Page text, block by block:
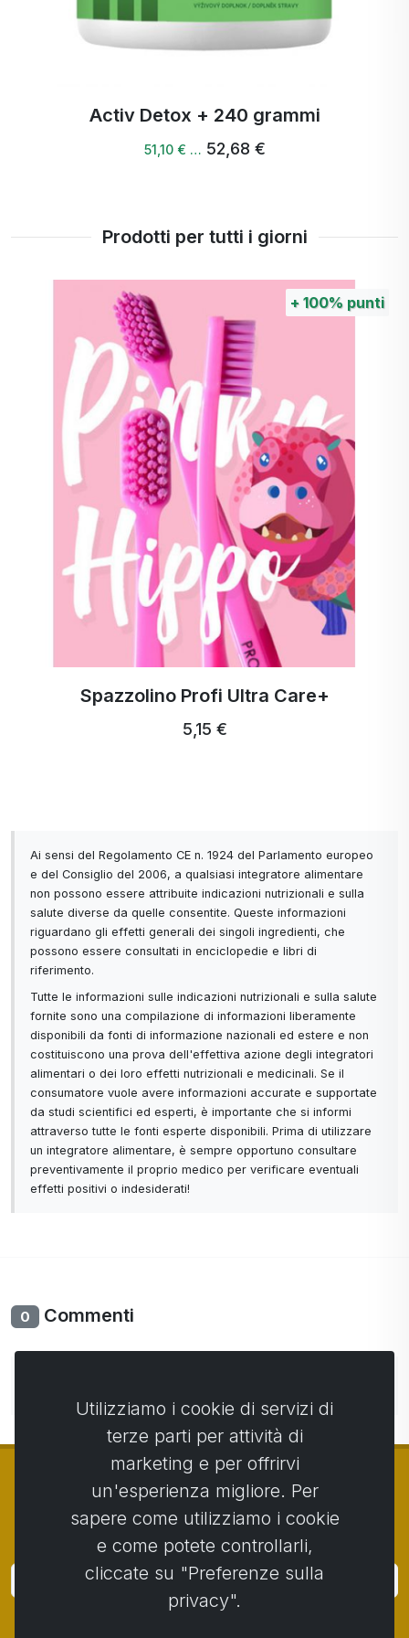
Lapacho
Acido citrico
Activ Detox + 240 grammi
51,10 € … 52,68 €
Prodotti per tutti i giorni
+ 100% punti
Spazzolino Profi Ultra Care+
5,15 €
Ai sensi del Regolamento CE n. 1924 del Parlamento europeo
e del Consiglio del 2006, a qualsiasi integratore alimentare
non possono essere attribuite indicazioni nutrizionali e sulla
salute diverse da quelle consentite. Queste informazioni
riguardano gli effetti generali dei singoli ingredienti, che
possono essere consultati in enciclopedie e libri di
riferimento.
Tutte le informazioni sulle indicazioni nutrizionali e sulla salute
fornite sono una compilazione di informazioni liberamente
disponibili da fonti di informazione nazionali ed estere e non
costituiscono una prova dell'effettiva azione degli integratori
alimentari o dei loro effetti nutrizionali e medicinali. Se il
consumatore vuole avere informazioni accurate e supportate
da studi scientifici ed esperti, è importante che si informi
attraverso tutte le fonti esperte disponibili. Prima di utilizzare
un integratore alimentare, è sempre opportuno consultare
preventivamente il proprio medico per verificare eventuali
effetti positivi o indesiderati!
0 Commenti
© Copyright 2014 - 2026 Activstar
Utilizziamo i cookie di servizi di
terze parti per attività di
marketing e per offrirvi
un'esperienza migliore. Per
sapere come utilizziamo i cookie
e come potete controllarli,
cliccate su "Preferenze sulla
privacy".